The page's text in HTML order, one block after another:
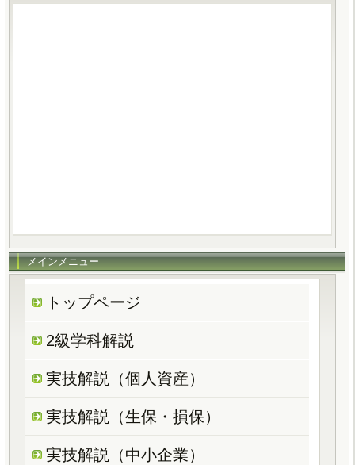
メインメニュー
トップページ
2級学科解説
実技解説（個人資産）
実技解説（生保・損保）
実技解説（中小企業）